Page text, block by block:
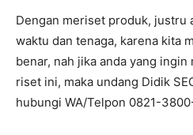
Dengan meriset produk, justru
waktu dan tenaga, karena kita
benar, nah jika anda yang ingin
riset ini, maka undang Didik
hubungi WA/Telpon 0821-